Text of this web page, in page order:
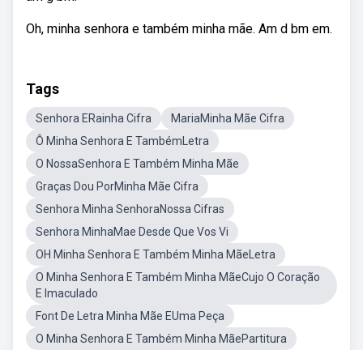
Oh, minha senhora e também minha mãe. Am d bm em.
Tags
Senhora ERainha Cifra
MariaMinha Mãe Cifra
Ô Minha Senhora E TambémLetra
O NossaSenhora E Também Minha Mãe
Graças Dou PorMinha Mãe Cifra
Senhora Minha SenhoraNossa Cifras
Senhora MinhaMae Desde Que Vos Vi
OH Minha Senhora E Também Minha MãeLetra
O Minha Senhora E Também Minha MãeCujo O Coração
E Imaculado
Font De Letra Minha Mãe EUma Peça
O Minha Senhora E Também Minha MãePartitura